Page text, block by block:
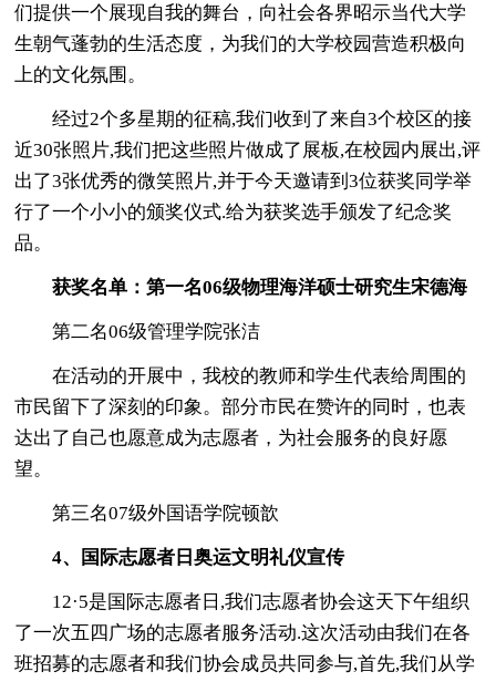
们提供一个展现自我的舞台，向社会各界昭示当代大学
生朝气蓬勃的生活态度，为我们的大学校园营造积极向
上的文化氛围。
经过2个多星期的征稿,我们收到了来自3个校区的接
近30张照片,我们把这些照片做成了展板,在校园内展出,评
出了3张优秀的微笑照片,并于今天邀请到3位获奖同学举
行了一个小小的颁奖仪式.给为获奖选手颁发了纪念奖
品。
获奖名单：第一名06级物理海洋硕士研究生宋德海
第二名06级管理学院张洁
在活动的开展中，我校的教师和学生代表给周围的
市民留下了深刻的印象。部分市民在赞许的同时，也表
达出了自己也愿意成为志愿者，为社会服务的良好愿
望。
第三名07级外国语学院顿歆
4、国际志愿者日奥运文明礼仪宣传
12·5是国际志愿者日,我们志愿者协会这天下午组织
了一次五四广场的志愿者服务活动.这次活动由我们在各
班招募的志愿者和我们协会成员共同参与,首先,我们从学